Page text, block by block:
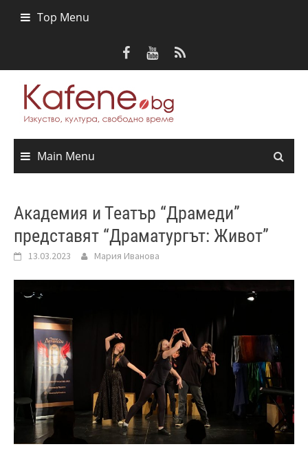
Top Menu
Main Menu
Академия и Театър “Драмеди”
представят “Драматургът: Живот”
13.03.2023 Мария Иванова